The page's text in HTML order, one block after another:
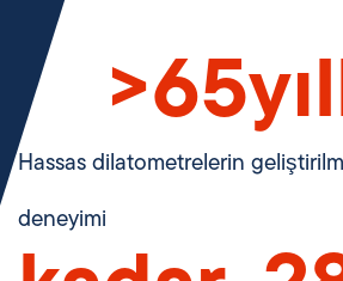
Hassas dilatometrelerin
deneyimi
>65